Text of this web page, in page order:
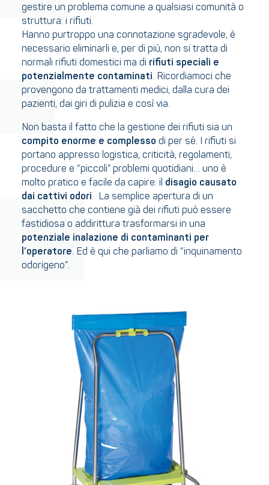
gestire un problema comune a qualsiasi comunità o
struttura: i rifiuti.
Hanno purtroppo una connotazione sgradevole, è
necessario eliminarli e, per di più, non si tratta di
normali rifiuti domestici ma di rifiuti speciali e
potenzialmente contaminati. Ricordiamoci che
provengono da trattamenti medici, dalla cura dei
pazienti, dai giri di pulizia e così via.
Non basta il fatto che la gestione dei rifiuti sia un
compito enorme e complesso di per sé. I rifiuti si
portano appresso logistica, criticità, regolamenti,
procedure e “piccoli” problemi quotidiani… uno è
molto pratico e facile da capire: il disagio causato
dai cattivi odori. La semplice apertura di un
sacchetto che contiene già dei rifiuti può essere
fastidiosa o addirittura trasformarsi in una
potenziale inalazione di contaminanti per
l’operatore. Ed è qui che parliamo di “inquinamento
odorigeno”.